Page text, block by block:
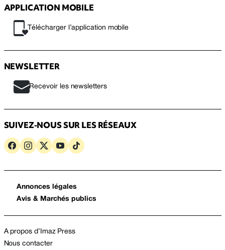
APPLICATION MOBILE
Télécharger l’application mobile
NEWSLETTER
Recevoir les newsletters
SUIVEZ-NOUS SUR LES RÉSEAUX
Annonces légales
Avis & Marchés publics
A propos d’Imaz Press
Nous contacter